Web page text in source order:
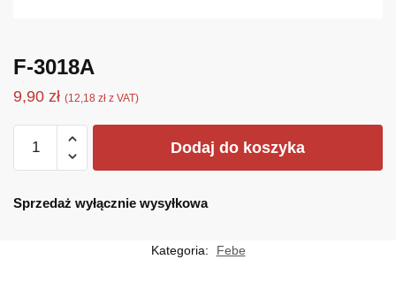
F-3018A
9,90 zł (12,18 zł z VAT)
Dodaj do koszyka
Sprzedaż wyłącznie wysyłkowa
Kategoria: Febe